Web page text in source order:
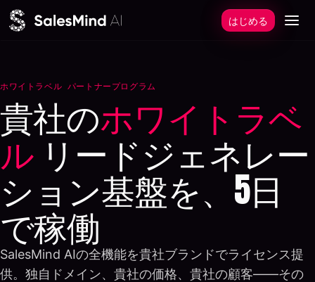
本文へスキップ
はじめる
ホワイトラベル パートナープログラム
貴社のホワイトラベ
ルリードジェネレー
ション基盤を、5日
で稼働
SalesMind AIの全機能を貴社ブランドでライセンス提
供。独自ドメイン、貴社の価格、貴社の顧客——その